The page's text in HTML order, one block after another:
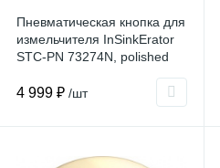
Пневматическая кнопка для
измельчителя InSinkErator
STC-PN 73274N, polished
4 999 ₽ /шт